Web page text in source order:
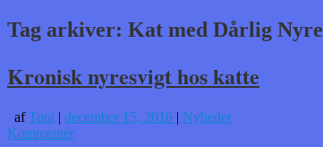
Tag arkiver: Kat med Dårlig Nyre
Kronisk nyresvigt hos katte
afToni | december 15, 2016 | Nyheder
Kommentér